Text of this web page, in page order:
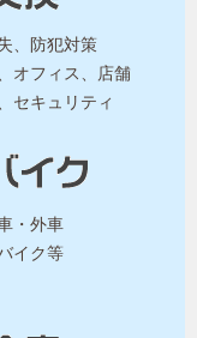
、防犯対策
オフィス、店舗
セキュリティ
・外車
イク等